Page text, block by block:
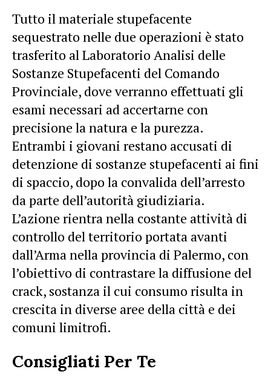
Tutto il materiale stupefacente
sequestrato nelle due operazioni è stato
trasferito al Laboratorio Analisi delle
Sostanze Stupefacenti del Comando
Provinciale, dove verranno effettuati gli
esami necessari ad accertarne con
precisione la natura e la purezza.
Entrambi i giovani restano accusati di
detenzione di sostanze stupefacenti ai fini
di spaccio, dopo la convalida dell’arresto
da parte dell’autorità giudiziaria.
L’azione rientra nella costante attività di
controllo del territorio portata avanti
dall’Arma nella provincia di Palermo, con
l’obiettivo di contrastare la diffusione del
crack, sostanza il cui consumo risulta in
crescita in diverse aree della città e dei
comuni limitrofi.
Consigliati Per Te